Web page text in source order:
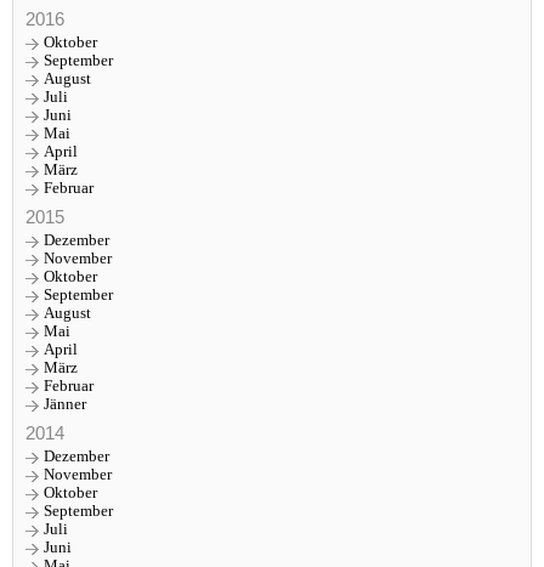
2016
Oktober
September
August
Juli
Juni
Mai
April
März
Februar
2015
Dezember
November
Oktober
September
August
Mai
April
März
Februar
Jänner
2014
Dezember
November
Oktober
September
Juli
Juni